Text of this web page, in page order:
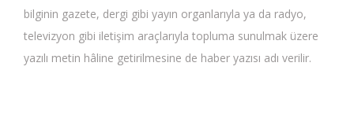
bilginin gazete, dergi gibi yayın organlarıyla ya da radyo,
televizyon gibi iletişim araçlarıyla topluma sunulmak üzere
yazılı metin hâline getirilmesine de haber yazısı adı verilir.